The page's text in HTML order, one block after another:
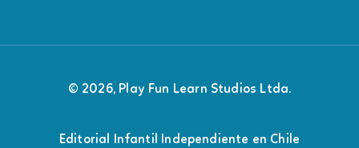
© 2026, Play Fun Learn Studios Ltda.
Editorial Infantil Independiente en Chile